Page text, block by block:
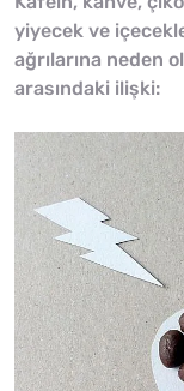
yiyecek ve
ağrılarına neden
arasındaki ilişki: